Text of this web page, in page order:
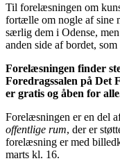
Til forelæsningen om
fortælle om nogle af sine
særlig dem i Odense,
anden side af bordet, som
Forelæsningen finder
Foredragssalen på Det
er gratis og åben for
Forelæsningen er en del
offentlige rum, der er
forelæsning er med
marts kl. 16.